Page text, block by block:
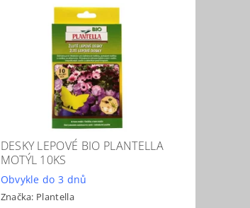
DESKY LEPOVÉ BIO PLANTELLA
MOTÝL 10KS
Obvykle do 3 dnů
Značka: Plantella